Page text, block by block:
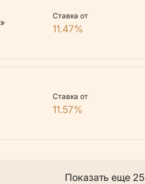
Ставка от
11.47%
Ставка от
11.57%
Показать еще 25